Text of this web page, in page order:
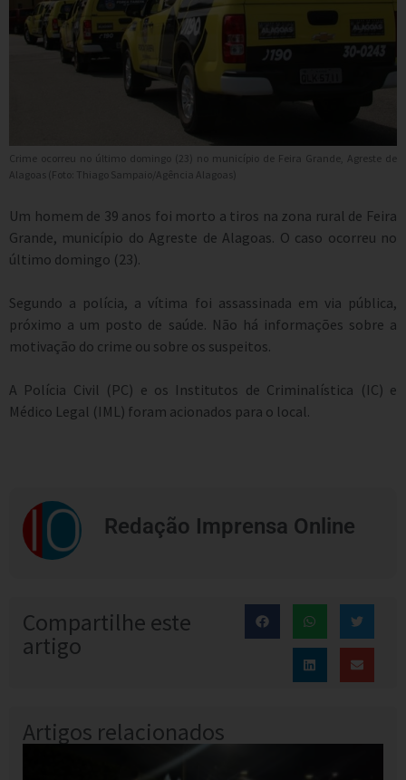
Crime ocorreu no último domingo (23) no município de Feira Grande, Agreste de
Alagoas (Foto: Thiago Sampaio/Agência Alagoas)
Um homem de 39 anos foi morto a tiros na zona rural de Feira
Grande, município do Agreste de Alagoas. O caso ocorreu no
último domingo (23).
Segundo a polícia, a vítima foi assassinada em via pública,
próximo a um posto de saúde. Não há informações sobre a
motivação do crime ou sobre os suspeitos.
A Polícia Civil (PC) e os Institutos de Criminalística (IC) e
Médico Legal (IML) foram acionados para o local.
Redação Imprensa Online
Compartilhe este
artigo
Artigos relacionados